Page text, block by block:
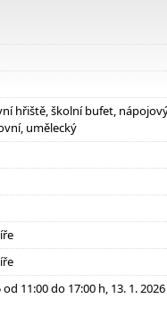
hřiště, školní bufet,
umělecký
11:00 do 17:00 h, 13. 1.